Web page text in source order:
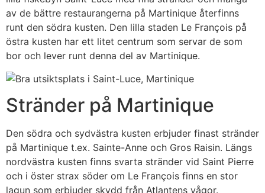
av de bättre restaurangerna på Martinique återfinns
runt den södra kusten. Den lilla staden Le François på
östra kusten har ett litet centrum som servar de som
bor och lever runt denna del av Martinique.
Stränder på Martinique
Den södra och sydvästra kusten erbjuder finast stränder
på Martinique t.ex. Sainte-Anne och Gros Raisin. Längs
nordvästra kusten finns svarta stränder vid Saint Pierre
och i öster strax söder om Le François finns en stor
lagun som erbjuder skydd från Atlantens vågor.